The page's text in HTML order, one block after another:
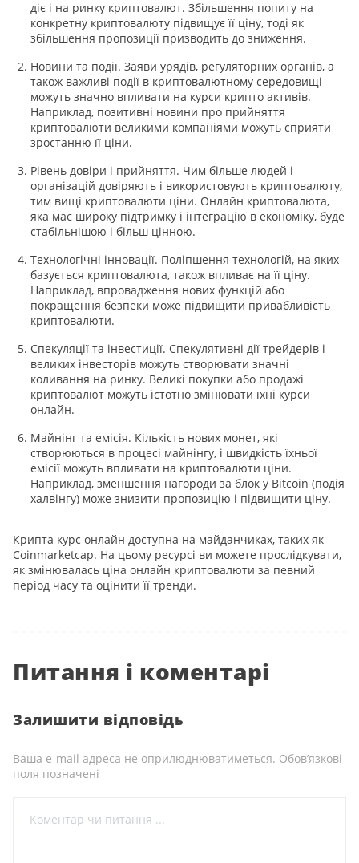
діє і на ринку криптовалют. Збільшення попиту на
конкретну криптовалюту підвищує її ціну, тоді як
збільшення пропозиції призводить до зниження.
Новини та події. Заяви урядів, регуляторних органів, а
також важливі події в криптовалютному середовищі
можуть значно впливати на курси крипто активів.
Наприклад, позитивні новини про прийняття
криптовалюти великими компаніями можуть сприяти
зростанню її ціни.
Рівень довіри і прийняття. Чим більше людей і
організацій довіряють і використовують криптовалюту,
тим вищі криптовалюти ціни. Онлайн криптовалюта,
яка має широку підтримку і інтеграцію в економіку, буде
стабільнішою і більш цінною.
Технологічні інновації. Поліпшення технологій, на яких
базується криптовалюта, також впливає на її ціну.
Наприклад, впровадження нових функцій або
покращення безпеки може підвищити привабливість
криптовалюти.
Спекуляції та інвестиції. Спекулятивні дії трейдерів і
великих інвесторів можуть створювати значні
коливання на ринку. Великі покупки або продажі
криптовалют можуть істотно змінювати їхні курси
онлайн.
Майнінг та емісія. Кількість нових монет, які
створюються в процесі майнінгу, і швидкість їхньої
емісії можуть впливати на криптовалюти ціни.
Наприклад, зменшення нагороди за блок у Bitcoin (подія
халвінгу) може знизити пропозицію і підвищити ціну.
Крипта курс онлайн доступна на майданчиках, таких як
Coinmarketcap. На цьому ресурсі ви можете прослідкувати,
як змінювалась ціна онлайн криптовалюти за певний
період часу та оцінити її тренди.
Питання і коментарі
Залишити відповідь
Ваша e-mail адреса не оприлюднюватиметься. Обов’язкові
поля позначені